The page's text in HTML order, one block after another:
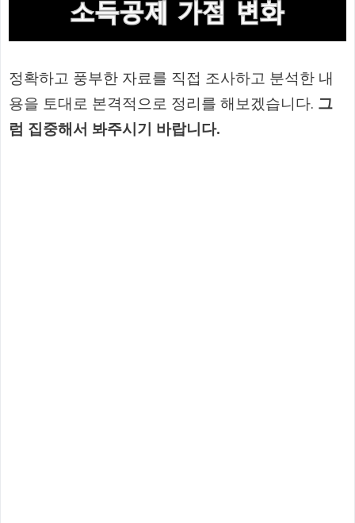
정확하고 풍부한 자료를 직접 조사하고 분석한 내
용을 토대로 본격적으로 정리를 해보겠습니다. 그
럼 집중해서 봐주시기 바랍니다.